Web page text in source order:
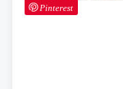
Pinterest